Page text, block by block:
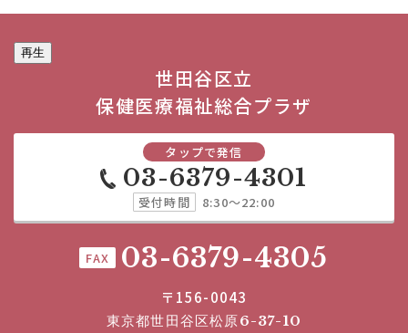
再生
世田谷区立
保健医療福祉総合プラザ
タップで発信
03-6379-4301
受付時間 8:30～22:00
FAX 03-6379-4305
〒156-0043
東京都世田谷区松原6-37-10